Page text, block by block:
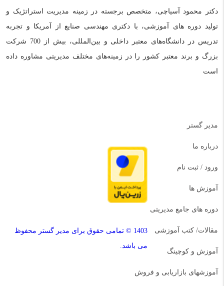
دکتر محمود آسیاچی، متخصص برجسته در زمینه مدیریت استراتژیک و
تولید دوره های آموزشی، با دکتری مهندسی صنایع از آمریکا و تجربه
تدریس در دانشگاه‌های معتبر داخلی و بین‌المللی، بیش از 700 شرکت
بزرگ و برند معتبر کشور را در زمینه‌های مختلف مدیریتی مشاوره داده
است
مدیر گستر
درباره ما
ورود / ثبت نام
آموزش ها
دوره های جامع مدیریتی
مقالات/ کتب آموزشی
آموزش و کوچینگ
آموزشهای بازاریابی و فروش
1403 © تمامی حقوق برای مدیر گستر محفوظ
می باشد.